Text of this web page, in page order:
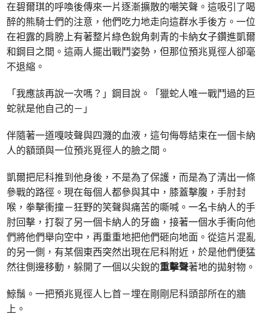
在碧爾琪的呼喚後傳來一片逐漸擴散的嘲笑聲。這吸引了喝
醉的熊騎士們的注意，他們吃力地走向這群水手後方。一位
在袒露的肩膀上有著整片綠色銳角刺青的卡納女子鑽進凱爾
和鋼目之間。這兩人擺出戰鬥姿勢，但那位預兆覓徑人卻毫
不退縮。
「我應該再說一次嗎？」鋼目說。「獵蛇人唯一戰鬥過的巨
蛇就是他自己的－」
伴隨著一道嘎吱聲與四濺的血液，這句侮辱結束在一個卡納
人的額頭與一位預兆覓徑人的臉之間。
凱爾把尼科推到他身後，不是為了保護，而是為了清出一條
參戰的路徑。現在每個人都參與其中，膝蓋擊腹，手肘封
喉，拳擊衝撞－狂野的笑聲與痛苦的嘶喊。一名卡納人的手
肘回擊，打裂了另一個卡納人的牙齒，接著一個水手衝向他
們將他們舉向空中，再重重地把他們砸向地面。從這片混亂
的另一側，有某個東西突然出現在尼科附近，於是他們便猛
然往側邊移動，躲開了一個以尖銳的重擊聲著地的拋射物。
鯨鬚。一把預兆覓徑人匕首－埋在剛剛尼科頭部所在的牆
上。